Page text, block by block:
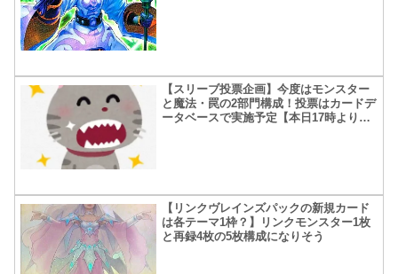
【スリーブ投票企画】今度はモンスター
と魔法・罠の2部門構成！投票はカードデ
ータベースで実施予定【本日17時より投
【リンクヴレインズパックの新規カード
は各テーマ1枠？】リンクモンスター1枚
と再録4枚の5枚構成になりそう